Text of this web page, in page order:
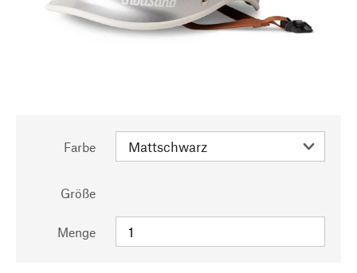
Farbe
Größe
Menge